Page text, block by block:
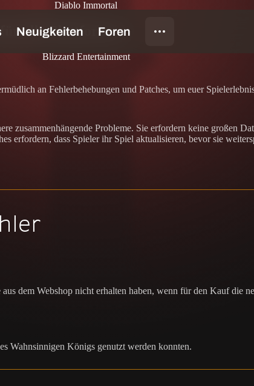
Diablo Immortal
alle Plattformen
Blizzard Entertainment
an Fehlerbehebungen und Patches, um euer
zusammenhängende Probleme. Sie erfordern keine großen
erfordern, dass Spieler ihr Spiel aktualisieren, bevor sie
dem Webshop nicht erhalten haben, wenn für den Kauf die
Wahnsinnigen Königs genutzt werden konnten.